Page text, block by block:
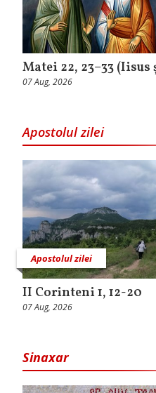
Matei 22, 23–33
07 Aug, 2026
Apostolul zilei
Apostolul zilei
II Corinteni 1, 12-20
07 Aug, 2026
Sinaxar